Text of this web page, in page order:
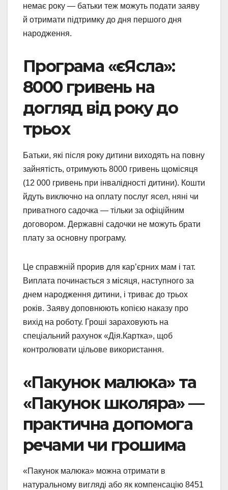
немає року — батьки теж можуть подати заяву
й отримати підтримку до дня першого дня
народження.
Програма «єЯсла»:
8000 гривень на
догляд від року до
трьох
Батьки, які після року дитини виходять на повну
зайнятість, отримують 8000 гривень щомісяця
(12 000 гривень при інвалідності дитини). Кошти
йдуть виключно на оплату послуг ясел, няні чи
приватного садочка — тільки за офіційним
договором. Державні садочки не можуть брати
плату за основну програму.
Це справжній прорив для кар’єрних мам і тат.
Виплата починається з місяця, наступного за
днем народження дитини, і триває до трьох
років. Заяву доповнюють копією наказу про
вихід на роботу. Гроші зараховують на
спеціальний рахунок «Дія.Картка», щоб
контролювати цільове використання.
«Пакунок малюка» та
«Пакунок школяра» —
практична допомога
речами чи грошима
«Пакунок малюка» можна отримати в
натуральному вигляді або як компенсацію 8451